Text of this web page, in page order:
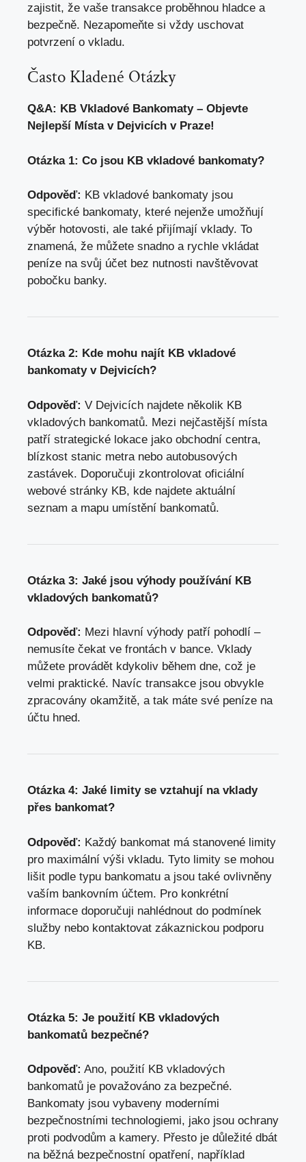
zajistit, že vaše transakce proběhnou hladce a
bezpečně. Nezapomeňte si vždy uschovat
potvrzení o vkladu.
Často Kladené Otázky
Q&A: KB Vkladové Bankomaty – Objevte
Nejlepší Místa v Dejvicích v Praze!
Otázka 1: Co jsou KB vkladové bankomaty?
Odpověď: KB vkladové bankomaty jsou
specifické bankomaty, které nejenže umožňují
výběr hotovosti, ale také přijímají vklady. To
znamená, že můžete snadno a rychle vkládat
peníze na svůj účet bez nutnosti navštěvovat
pobočku banky.
Otázka 2: Kde mohu najít KB vkladové
bankomaty v Dejvicích?
Odpověď: V Dejvicích najdete několik KB
vkladových bankomatů. Mezi nejčastější místa
patří strategické lokace jako obchodní centra,
blízkost stanic metra nebo autobusových
zastávek. Doporučuji zkontrolovat oficiální
webové stránky KB, kde najdete aktuální
seznam a mapu umístění bankomatů.
Otázka 3: Jaké jsou výhody používání KB
vkladových bankomatů?
Odpověď: Mezi hlavní výhody patří pohodlí –
nemusíte čekat ve frontách v bance. Vklady
můžete provádět kdykoliv během dne, což je
velmi praktické. Navíc transakce jsou obvykle
zpracovány okamžitě, a tak máte své peníze na
účtu hned.
Otázka 4: Jaké limity se vztahují na vklady
přes bankomat?
Odpověď: Každý bankomat má stanovené limity
pro maximální výši vkladu. Tyto limity se mohou
lišit podle typu bankomatu a jsou také ovlivněny
vaším bankovním účtem. Pro konkrétní
informace doporučuji nahlédnout do podmínek
služby nebo kontaktovat zákaznickou podporu
KB.
Otázka 5: Je použití KB vkladových
bankomatů bezpečné?
Odpověď: Ano, použití KB vkladových
bankomatů je považováno za bezpečné.
Bankomaty jsou vybaveny moderními
bezpečnostními technologiemi, jako jsou ochrany
proti podvodům a kamery. Přesto je důležité dbát
na běžná bezpečnostní opatření, například